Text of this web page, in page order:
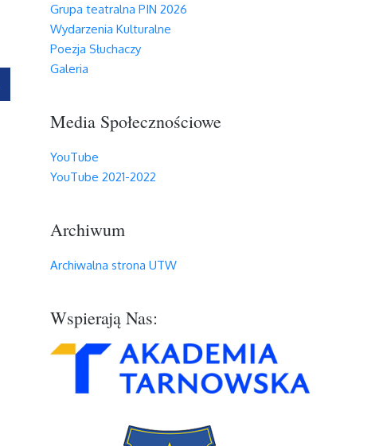
Grupa teatralna PIN 2026
Wydarzenia Kulturalne
Poezja Słuchaczy
Galeria
Media Społecznościowe
YouTube
YouTube 2021-2022
Archiwum
Archiwalna strona UTW
Wspierają Nas: